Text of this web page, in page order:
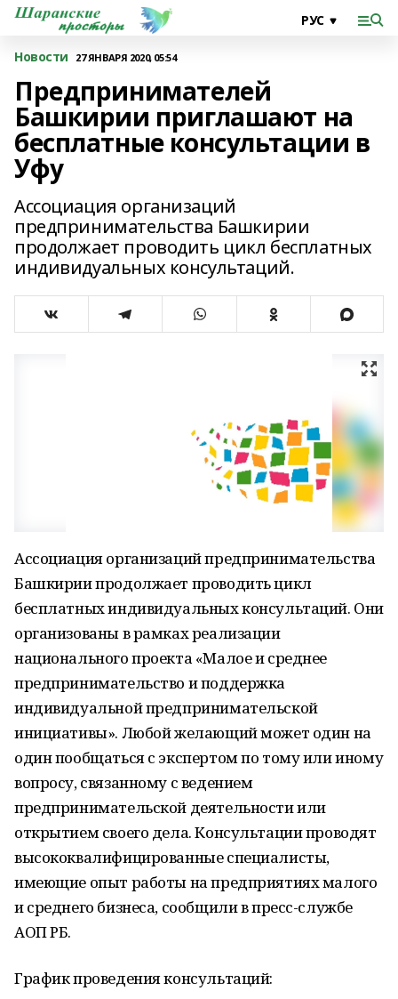
Новости 27 ЯНВАРЯ 2020, 05:54
Предпринимателей
Башкирии приглашают на
бесплатные консультации в
Уфу
Ассоциация организаций
предпринимательства Башкирии
продолжает проводить цикл бесплатных
индивидуальных консультаций.
Ассоциация организаций предпринимательства
Башкирии продолжает проводить цикл
бесплатных индивидуальных консультаций. Они
организованы в рамках реализации
национального проекта «Малое и среднее
предпринимательство и поддержка
индивидуальной предпринимательской
инициативы». Любой желающий может один на
один пообщаться с экспертом по тому или иному
вопросу, связанному с ведением
предпринимательской деятельности или
открытием своего дела. Консультации проводят
высококвалифицированные специалисты,
имеющие опыт работы на предприятиях малого
и среднего бизнеса, сообщили в пресс-службе
АОП РБ.
График проведения консультаций: